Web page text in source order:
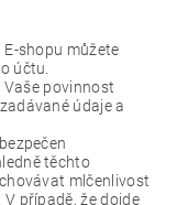
shopu můžete
účtu.
povinnost
údaje a
těchto
mlčenlivost
případě, že dojde